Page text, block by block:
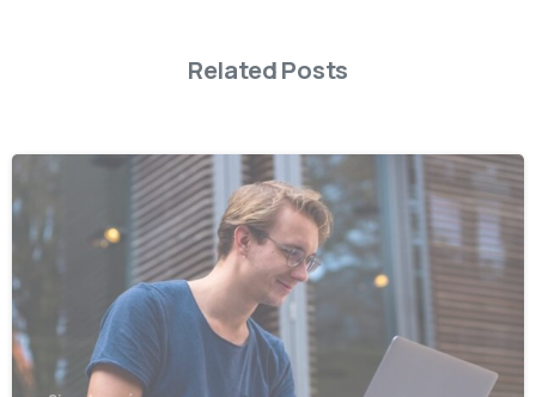
Related Posts